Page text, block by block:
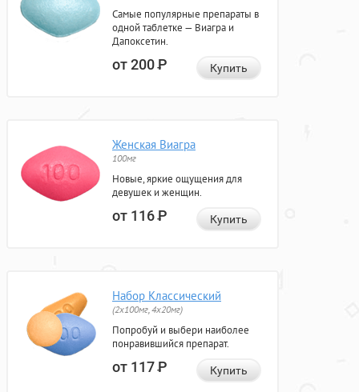
Самые популярные препараты в
одной таблетке — Виагра и
Дапоксетин.
от 200Р Купить
Женская Виагра
100мг
Новые, яркие ощущения для
девушек и женщин.
от 116Р Купить
Набор Классический
(2x100мг, 4x20мг)
Попробуй и выбери наиболее
понравившийся препарат.
от 117Р Купить